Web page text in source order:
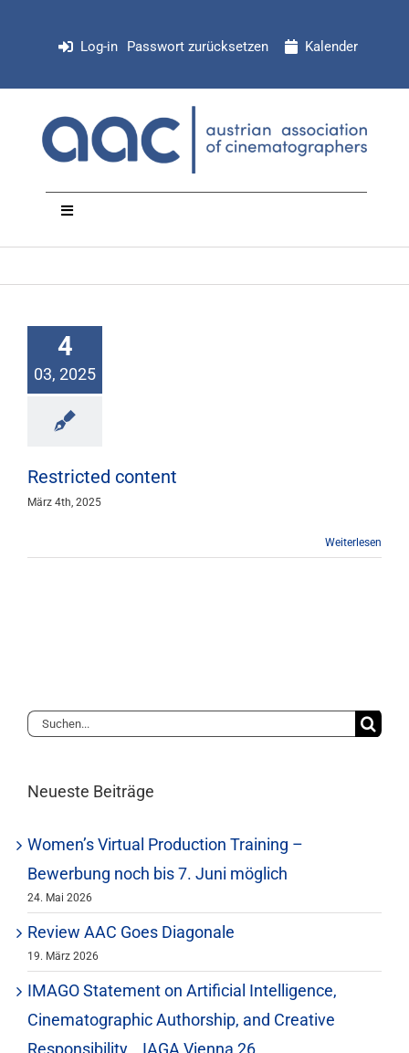
Log-in Passwort zurücksetzen Kalender
Toggle
Mitglieder
Berufsbilder
Service
Kontakt
4
03, 2025
Restricted content
März 4th, 2025
Weiterlesen
Suche
Neueste Beiträge
Women’s Virtual Production Training –
Bewerbung noch bis 7. Juni möglich
24. Mai 2026
Review AAC Goes Diagonale
19. März 2026
IMAGO Statement on Artificial Intelligence,
Cinematographic Authorship, and Creative
Responsibility _ IAGA Vienna 26